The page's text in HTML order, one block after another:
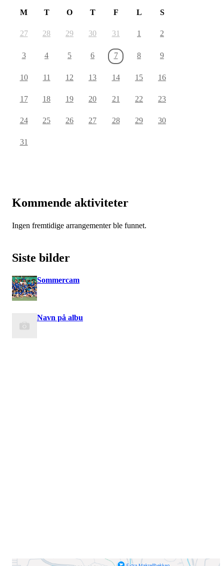
M T O T F L S
27 28 29 30 31 1 2
3 4 5 6 7 8 9
10 11 12 13 14 15 16
17 18 19 20 21 22 23
24 25 26 27 28 29 30
31
Kommende aktiviteter
Ingen fremtidige arrangementer ble funnet.
Siste bilder
Sommercam
Navn på albu